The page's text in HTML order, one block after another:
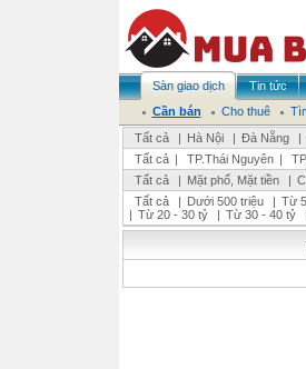
Sàn giao dịch Tin tức
Cần bán
Cho thuê
Tất cả
| Hà Nội | Đà Nẵng |
Tất cả | TP.Thái Nguyên |
Tất cả
| Mặt phố, Mặt tiền |
Tất cả
| Dưới 500 triệu | Từ
| Từ 20 - 30 tỷ | Từ 30 - 40 tỷ